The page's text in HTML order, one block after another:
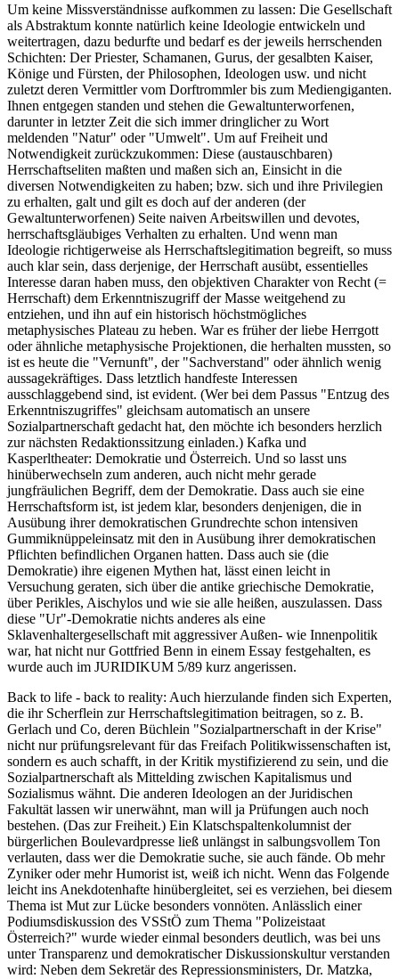
Um keine Missverständnisse aufkommen zu lassen: Die Gesellschaft
als Abstraktum konnte natürlich keine Ideologie entwickeln und
weitertragen, dazu bedurfte und bedarf es der jeweils herrschenden
Schichten: Der Priester, Schamanen, Gurus, der gesalbten Kaiser,
Könige und Fürsten, der Philosophen, Ideologen usw. und nicht
zuletzt deren Vermittler vom Dorftrommler bis zum Mediengiganten.
Ihnen entgegen standen und stehen die Gewaltunterworfenen,
darunter in letzter Zeit die sich immer dringlicher zu Wort
meldenden "Natur" oder "Umwelt". Um auf Freiheit und
Notwendigkeit zurückzukommen: Diese (austauschbaren)
Herrschaftseliten maßten und maßen sich an, Einsicht in die
diversen Notwendigkeiten zu haben; bzw. sich und ihre Privilegien
zu erhalten, galt und gilt es doch auf der anderen (der
Gewaltunterworfenen) Seite naiven Arbeitswillen und devotes,
herrschaftsgläubiges Verhalten zu erhalten. Und wenn man
Ideologie richtigerweise als Herrschaftslegitimation begreift, so muss
auch klar sein, dass derjenige, der Herrschaft ausübt, essentielles
Interesse daran haben muss, den objektiven Charakter von Recht (=
Herrschaft) dem Erkenntniszugriff der Masse weitgehend zu
entziehen, und ihn auf ein historisch höchstmögliches
metaphysisches Plateau zu heben. War es früher der liebe Herrgott
oder ähnliche metaphysische Projektionen, die herhalten mussten, so
ist es heute die "Vernunft", der "Sachverstand" oder ähnlich wenig
aussagekräftiges. Dass letztlich handfeste Interessen
ausschlaggebend sind, ist evident. (Wer bei dem Passus "Entzug des
Erkenntniszugriffes" gleichsam automatisch an unsere
Sozialpartnerschaft gedacht hat, den möchte ich besonders herzlich
zur nächsten Redaktionssitzung einladen.) Kafka und
Kasperltheater: Demokratie und Österreich. Und so lasst uns
hinüberwechseln zum anderen, auch nicht mehr gerade
jungfräulichen Begriff, dem der Demokratie. Dass auch sie eine
Herrschaftsform ist, ist jedem klar, besonders denjenigen, die in
Ausübung ihrer demokratischen Grundrechte schon intensiven
Gummiknüppeleinsatz mit den in Ausübung ihrer demokratischen
Pflichten befindlichen Organen hatten. Dass auch sie (die
Demokratie) ihre eigenen Mythen hat, lässt einen leicht in
Versuchung geraten, sich über die antike griechische Demokratie,
über Perikles, Aischylos und wie sie alle heißen, auszulassen. Dass
diese "Ur"-Demokratie nichts anderes als eine
Sklavenhaltergesellschaft mit aggressiver Außen- wie Innenpolitik
war, hat nicht nur Gottfried Benn in einem Essay festgehalten, es
wurde auch im JURIDIKUM 5/89 kurz angerissen.
Back to life - back to reality: Auch hierzulande finden sich Experten,
die ihr Scherflein zur Herrschaftslegitimation beitragen, so z. B.
Gerlach und Co, deren Büchlein "Sozialpartnerschaft in der Krise"
nicht nur prüfungsrelevant für das Freifach Politikwissenschaften ist,
sondern es auch schafft, in der Kritik mystifizierend zu sein, und die
Sozialpartnerschaft als Mittelding zwischen Kapitalismus und
Sozialismus wähnt. Die anderen Ideologen an der Juridischen
Fakultät lassen wir unerwähnt, man will ja Prüfungen auch noch
bestehen. (Das zur Freiheit.) Ein Klatschspaltenkolumnist der
bürgerlichen Boulevardpresse ließ unlängst in salbungsvollem Ton
verlauten, dass wer die Demokratie suche, sie auch fände. Ob mehr
Zyniker oder mehr Humorist ist, weiß ich nicht. Wenn das Folgende
leicht ins Anekdotenhafte hinübergleitet, sei es verziehen, bei diesem
Thema ist Mut zur Lücke besonders vonnöten. Anlässlich einer
Podiumsdiskussion des VSStÖ zum Thema "Polizeistaat
Österreich?" wurde wieder einmal besonders deutlich, was bei uns
unter Transparenz und demokratischer Diskussionskultur verstanden
wird: Neben dem Sekretär des Repressionsministers, Dr. Matzka,